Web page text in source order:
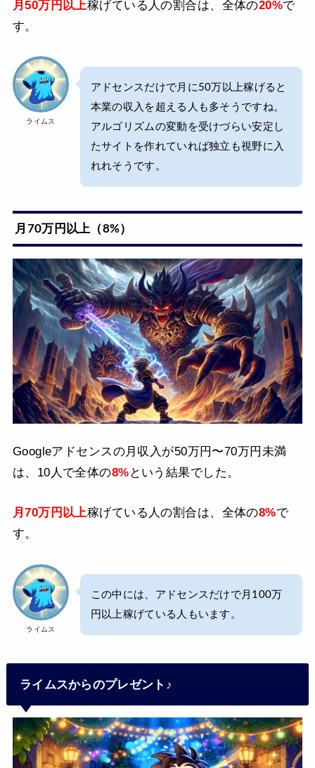
月50万円以上稼げている人の割合は、全体の20%で
す。
ライムス
アドセンスだけで月に50万以上稼げると
本業の収入を超える人も多そうですね。
アルゴリズムの変動を受けづらい安定し
たサイトを作れていれば独立も視野に入
れれそうです。
月70万円以上（8%）
Googleアドセンスの月収入が50万円〜70万円未満
は、10人で全体の8% という結果でした。
月70万円以上稼げている人の割合は、全体の8%で
す。
ライムス
この中には、アドセンスだけで月100万
円以上稼げている人もいます。
ライムスからのプレゼント♪